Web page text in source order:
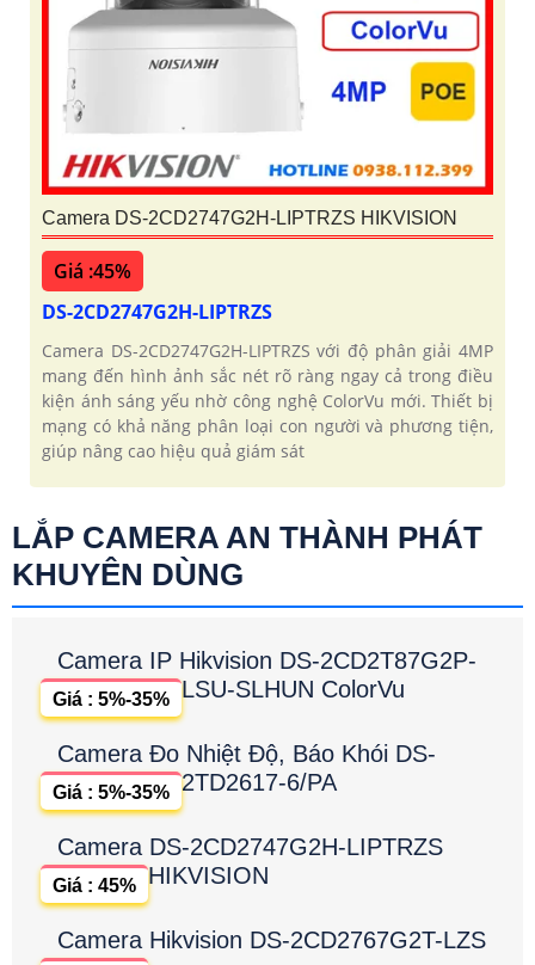
Camera DS-2CD2747G2H-LIPTRZS HIKVISION
Giá :45%
DS-2CD2747G2H-LIPTRZS
Camera DS-2CD2747G2H-LIPTRZS với độ phân giải 4MP
mang đến hình ảnh sắc nét rõ ràng ngay cả trong điều
kiện ánh sáng yếu nhờ công nghệ ColorVu mới. Thiết bị
mạng có khả năng phân loại con người và phương tiện,
giúp nâng cao hiệu quả giám sát
LẮP CAMERA AN THÀNH PHÁT
KHUYÊN DÙNG
Camera IP Hikvision DS-2CD2T87G2P-
LSU-SLHUN ColorVu
Giá : 5%-35%
Camera Đo Nhiệt Độ, Báo Khói DS-
2TD2617-6/PA
Giá : 5%-35%
Camera DS-2CD2747G2H-LIPTRZS
HIKVISION
Giá : 45%
Camera Hikvision DS-2CD2767G2T-LZS